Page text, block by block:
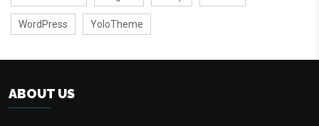
WordPress YoloTheme
ABOUT US